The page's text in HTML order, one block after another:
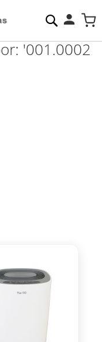
Pesquisa
'001.0002